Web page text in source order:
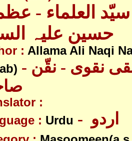
سیّد العلماء -
: Allama Ali Naqi
- علامہ علی نقی نقوی - نقّن
:
: Urdu